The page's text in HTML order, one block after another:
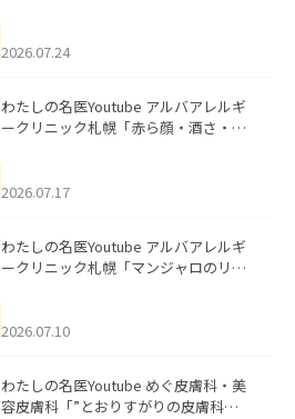
た。
2026.07.24
わたしの名医Youtube アルバアレルギ
ークリニック札幌「赤ら顔・酒さ・ニ
した。
2026.07.17
わたしの名医Youtube アルバアレルギ
ークリニック札幌「マンジャロのリア
た。
2026.07.10
わたしの名医Youtube めぐ皮膚科・美
容皮膚科「”とおりすがりの皮膚科